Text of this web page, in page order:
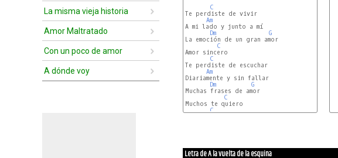
La misma vieja historia
Amor Maltratado
Con un poco de amor
A dónde voy
C
Te perdiste de vivir
Am
A mi lado y junto a mí
Dm
G
La emoción de un gran amor
C
Amor sincero
C
Te perdiste de escuchar
Am
Diariamente y sin fallar
Dm
G
Muchas frases de amor
C
Muchos te quiero
C
Letra de A la vuelta de la esquina